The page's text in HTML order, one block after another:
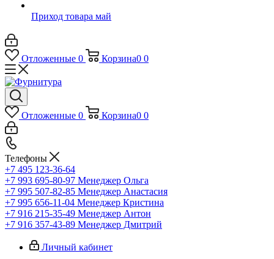
Приход товара май
Отложенные 0 Корзина0 0
Отложенные 0 Корзина0 0
Телефоны
+7 495 123-36-64
+7 993 695-80-97 Менеджер Ольга
+7 995 507-82-85 Менеджер Анастасия
+7 995 656-11-04 Менеджер Кристина
+7 916 215-35-49 Менеджер Антон
+7 916 357-43-89 Менеджер Дмитрий
Личный кабинет